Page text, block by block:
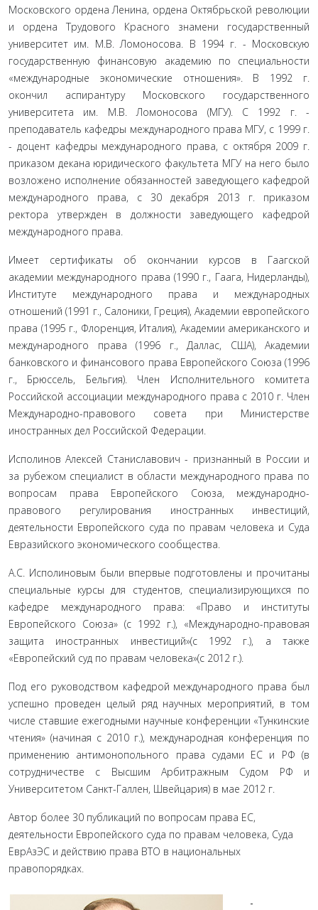
Московского ордена Ленина, ордена Октябрьской революции
и ордена Трудового Красного знамени государственный
университет им. М.В. Ломоносова. В 1994 г. - Московскую
государственную финансовую академию по специальности
«международные экономические отношения». В 1992 г.
окончил аспирантуру Московского государственного
университета им. М.В. Ломоносова (МГУ). С 1992 г. -
преподаватель кафедры международного права МГУ, с 1999 г.
- доцент кафедры международного права, с октября 2009 г.
приказом декана юридического факультета МГУ на него было
возложено исполнение обязанностей заведующего кафедрой
международного права, с 30 декабря 2013 г. приказом
ректора утвержден в должности заведующего кафедрой
международного права.
Имеет сертификаты об окончании курсов в Гаагской
академии международного права (1990 г., Гаага, Нидерлан­ды),
Институте международного права и международных
отношений (1991 г., Салоники, Греция), Академии евро­пейского
права (1995 г., Флоренция, Италия), Академии американского и
международного права (1996 г., Дал­лас, США), Академии
банковского и финансового права Европейского Союза (1996
г., Брюссель, Бельгия). Член Исполнительного комитета
Российской ассоциации международного права с 2010 г. Член
Международно-правового совета при Министерстве
иностранных дел Российской Федерации.
Исполинов Алексей Станиславович - признанный в России и
за рубежом специалист в области международного права по
вопросам права Европейского Союза, международно-
правового регулирования иностранных инвестиций,
деятельности Европейского суда по правам человека и Суда
Евразийского экономического сообщества.
А.С. Исполиновым были впервые подготовлены и прочитаны
специальные курсы для студентов, специализирующихся по
кафедре международного права: «Право и институты
Европейского Союза» (с 1992 г.), «Международно-правовая
защита иностранных инвестиций»(с 1992 г.), а также
«Европейский суд по правам человека»(с 2012 г.).
Под его руководством кафедрой международного права был
успешно проведен целый ряд научных мероприятий, в том
числе ставшие ежегодными научные конференции «Тункинские
чтения» (начиная с 2010 г.), международная конференция по
применению антимонопольного права судами ЕС и РФ (в
сотрудничестве с Высшим Арбитражным Судом РФ и
Университетом Санкт-Галлен, Швейцария) в мае 2012 г.
Автор более 30 публикаций по вопросам права ЕС,
деятельности Европейского суда по правам человека, Суда
ЕврАзЭС и действию права ВТО в национальных
правопорядках.
-